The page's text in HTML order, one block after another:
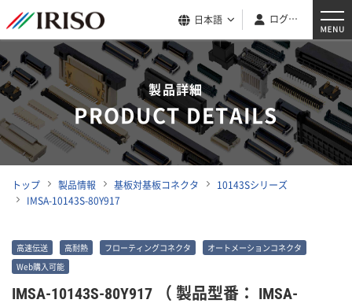
日本語 ログイン
製品詳細
PRODUCT DETAILS
トップ 製品情報 基板対基板コネクタ
10143Sシリーズ
IMSA-10143S-80Y917
高速伝送 高耐熱 フローティングコネクタ
オートメーションコネクタ
Web購入可能
IMSA-10143S-80Y917 （ 製品型番： IMSA-